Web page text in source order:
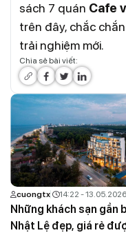
sách 7 quán Cafe
trên đây, chắc
trải nghiệm mới.
Chia sẻ bài viết:
cuongtx 14:22 - 13.05.2026
Những khách sạn gần
Nhật Lệ đẹp, giá rẻ